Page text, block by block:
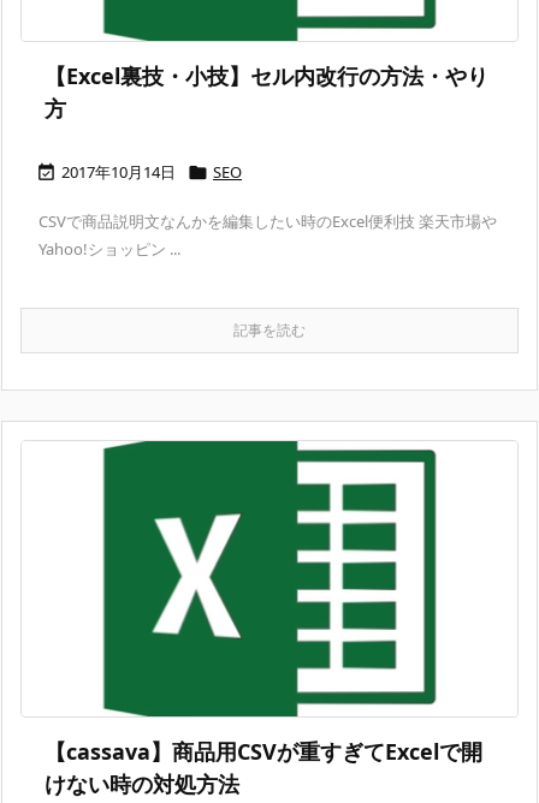
【Excel裏技・小技】セル内改行の方法・やり
方
 2017年10月14日  SEO
CSVで商品説明文なんかを編集したい時のExcel便利技 楽天市場や
Yahoo!ショッピン ...
記事を読む
【cassava】商品用CSVが重すぎてExcelで開
けない時の対処方法